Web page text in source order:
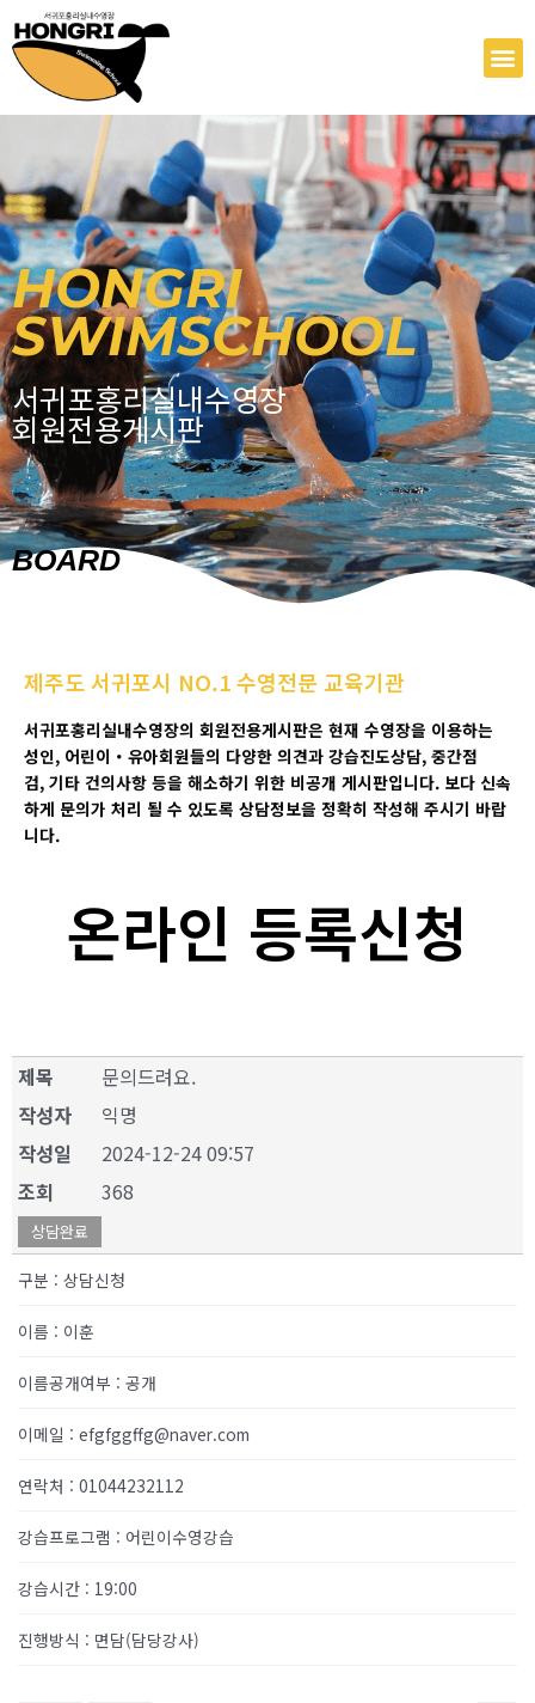
텐
건
기
HONGRI
SWIMSCHOOL
서귀포홍리실내수영장
회원전용게시판
BOARD
제주도 서귀포시 NO.1 수영전문 교육기관
서귀포홍리실내수영장의 회원전용게시판은 현재 수영장을 이용하는
성인, 어린이 ・ 유아회원들의 다양한 의견과 강습진도상담, 중간점
검, 기타 건의사항 등을 해소하기 위한 비공개 게시판입니다. 보다 신속
하게 문의가 처리 될 수 있도록 상담정보을 정확히 작성해 주시기 바랍
니다.
온라인 등록신청
제목
문의드려요.
작성자
익명
작성일
2024-12-24 09:57
조회
368
상담완료
구분 : 상담신청
이름 : 이훈
이름공개여부 : 공개
이메일 : efgfggffg@naver.com
연락처 : 01044232112
강습프로그램 : 어린이수영강습
강습시간 : 19:00
진행방식 : 면담(담당강사)